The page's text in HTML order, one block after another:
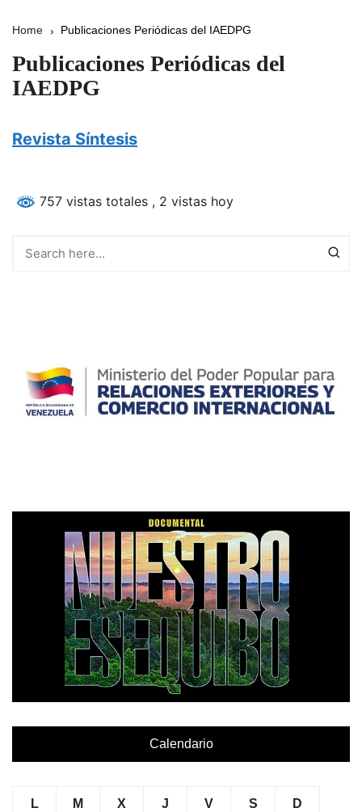
Home Publicaciones Periódicas del IAEDPG
Publicaciones Periódicas del
IAEDPG
Revista Síntesis
757 vistas totales , 2 vistas hoy
Calendario
L M X J V S D